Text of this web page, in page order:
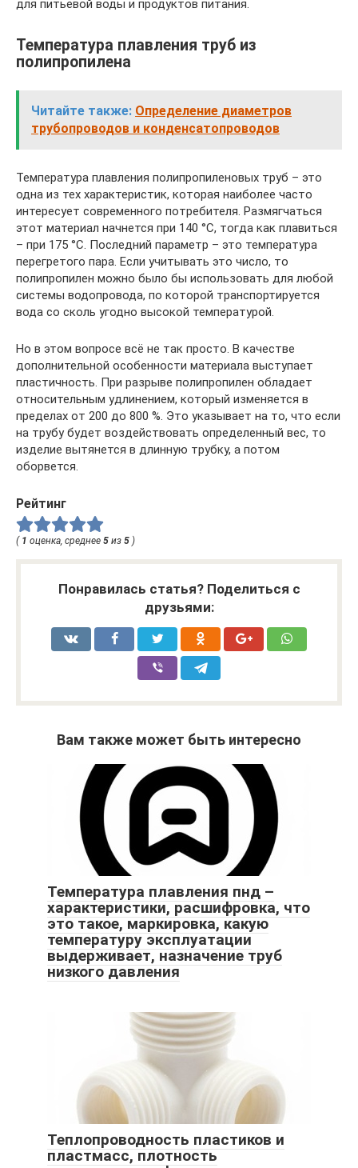
для питьевой воды и продуктов питания.
Температура плавления труб из
полипропилена
Читайте также: Определение диаметров
трубопроводов и конденсатопроводов
Температура плавления полипропиленовых труб – это
одна из тех характеристик, которая наиболее часто
интересует современного потребителя. Размягчаться
этот материал начнется при 140 °С, тогда как плавиться
– при 175 °С. Последний параметр – это температура
перегретого пара. Если учитывать это число, то
полипропилен можно было бы использовать для любой
системы водопровода, по которой транспортируется
вода со сколь угодно высокой температурой.
Но в этом вопросе всё не так просто. В качестве
дополнительной особенности материала выступает
пластичность. При разрыве полипропилен обладает
относительным удлинением, который изменяется в
пределах от 200 до 800 %. Это указывает на то, что если
на трубу будет воздействовать определенный вес, то
изделие вытянется в длинную трубку, а потом
оборвется.
Рейтинг
( 1 оценка, среднее 5 из 5 )
Понравилась статья? Поделиться с
друзьями:
Вам также может быть интересно
Температура плавления пнд –
характеристики, расшифровка, что
это такое, маркировка, какую
температуру эксплуатации
выдерживает, назначение труб
низкого давления
Теплопроводность пластиков и
пластмасс, плотность